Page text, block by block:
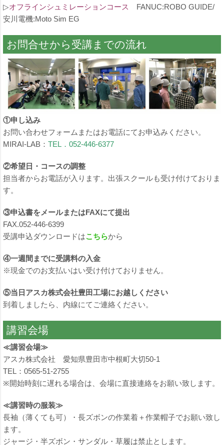
▷オフラインシュミレーションコース
FANUC:ROBO GUIDE/
安川電機:Moto Sim EG
お問合せから受講までの流れ
①申し込み
お問い合わせフォームまたはお電話にてお申込みください。
MIRAI-LAB： TEL．052-446-6377
②希望日・コースの調整
担当者からお電話が入ります。出張スクールも受け付けておりま
す。
③申込書をメールまたはFAXにて提出
FAX.052-446-6399
受講申込ダウンロードはこちらから
④一週間までに受講料の入金
※現金でのお支払いはい受け付けておりません。
⑤当日アスカ株式会社豊田工場にお越しください
到着しましたら、内線にてご連絡ください。
講習会場
≪講習会場≫
アスカ株式会社 愛知県豊田市中根町大切50-1
TEL：0565-51-2755
※開始時刻に遅れる場合は、会場に直接連絡をお願い致します。
≪講習時の服装≫
長袖（薄くても可）・長ズボンの作業着＋作業帽子でお願い致し
ます。
ジャージ・半ズボン・サンダル・草履は禁止とします。